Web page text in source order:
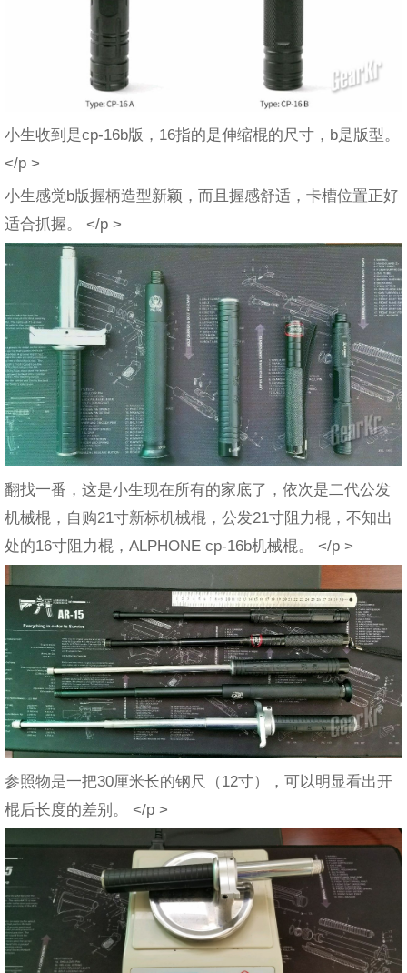
小生收到是cp-16b版，16指的是伸缩棍的尺寸，b是版型。
</p >
小生感觉b版握柄造型新颖，而且握感舒适，卡槽位置正好
适合抓握。 </p >
翻找一番，这是小生现在所有的家底了，依次是二代公发
机械棍，自购21寸新标机械棍，公发21寸阻力棍，不知出
处的16寸阻力棍，ALPHONE cp-16b机械棍。 </p >
参照物是一把30厘米长的钢尺（12寸），可以明显看出开
棍后长度的差别。 </p >